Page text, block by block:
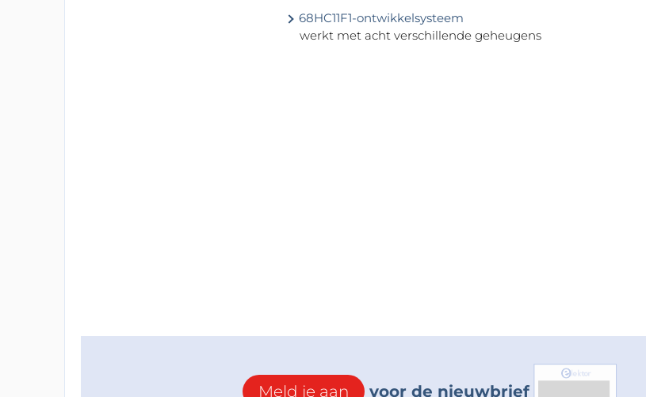
68HC11F1-ontwikkelsysteem
werkt met acht verschillende geheugens
Meld je aan voor de nieuwbrief